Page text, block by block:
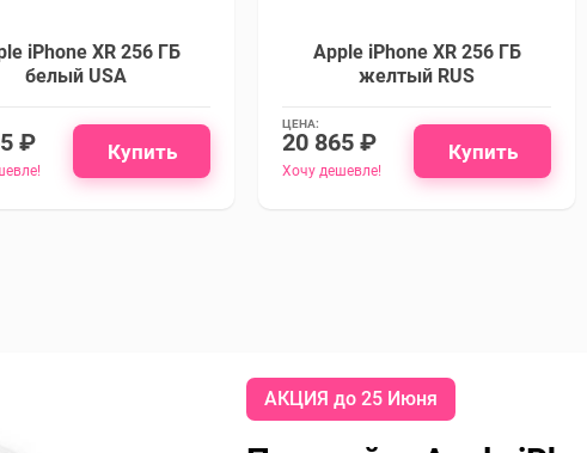
iPhone XR 256 ГБ
белый USA
₽ Купить
Apple iPhone XR 256 ГБ
желтый RUS
ЦЕНА:
20 865 ₽
Хочу дешевле!
Купить
АКЦИЯ до 25 Июня